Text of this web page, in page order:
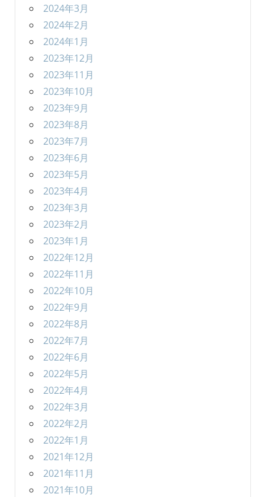
2024年3月
2024年2月
2024年1月
2023年12月
2023年11月
2023年10月
2023年9月
2023年8月
2023年7月
2023年6月
2023年5月
2023年4月
2023年3月
2023年2月
2023年1月
2022年12月
2022年11月
2022年10月
2022年9月
2022年8月
2022年7月
2022年6月
2022年5月
2022年4月
2022年3月
2022年2月
2022年1月
2021年12月
2021年11月
2021年10月